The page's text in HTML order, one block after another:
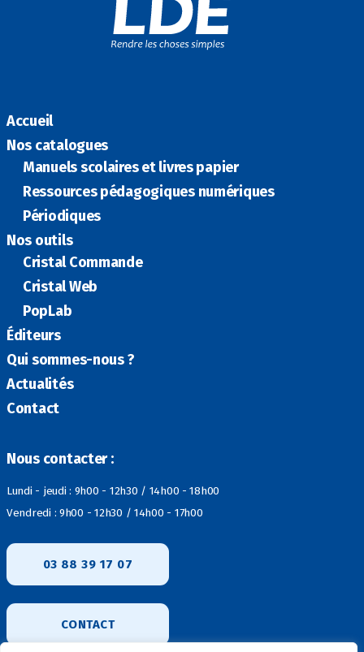
Accueil
Nos catalogues
Manuels scolaires et livres papier
Ressources pédagogiques numériques
Périodiques
Nos outils
Cristal Commande
Cristal Web
PopLab
Éditeurs
Qui sommes-nous ?
Actualités
Contact
Nous contacter :
Lundi - jeudi : 9h00 - 12h30 / 14h00 - 18h00
Vendredi : 9h00 - 12h30 / 14h00 - 17h00
03 88 39 17 07
CONTACT